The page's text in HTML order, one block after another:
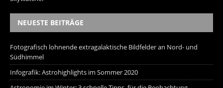
NEUESTE BEITRÄGE
Fotografisch lohnende extragalaktische Bildfelder an Nord- und
Südhimmel
Infografik: Astrohighlights im Sommer 2020